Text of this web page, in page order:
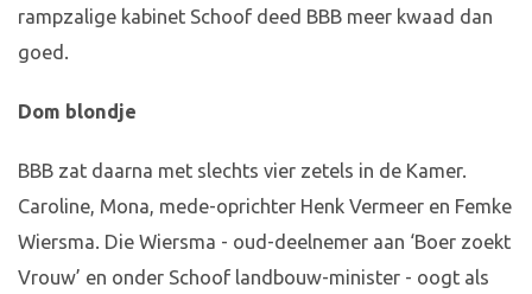
rampzalige kabinet Schoof deed BBB meer kwaad dan
goed.
Dom blondje
BBB zat daarna met slechts vier zetels in de Kamer.
Caroline, Mona, mede-oprichter Henk Vermeer en Femke
Wiersma. Die Wiersma - oud-deelnemer aan ‘Boer zoekt
Vrouw’ en onder Schoof landbouw-minister - oogt als